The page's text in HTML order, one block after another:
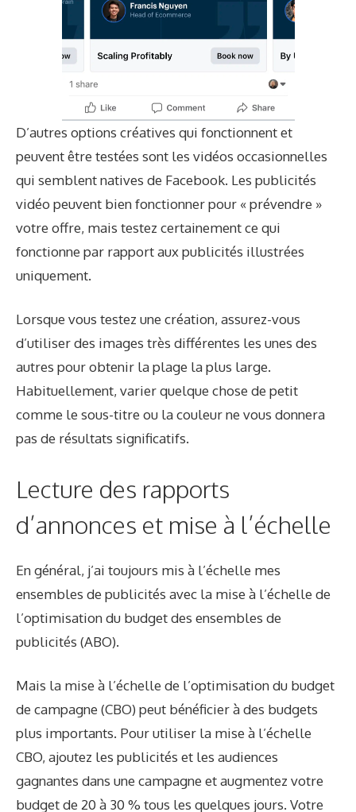
D’autres options créatives qui fonctionnent et
peuvent être testées sont les vidéos occasionnelles
qui semblent natives de Facebook. Les publicités
vidéo peuvent bien fonctionner pour « prévendre »
votre offre, mais testez certainement ce qui
fonctionne par rapport aux publicités illustrées
uniquement.
Lorsque vous testez une création, assurez-vous
d’utiliser des images très différentes les unes des
autres pour obtenir la plage la plus large.
Habituellement, varier quelque chose de petit
comme le sous-titre ou la couleur ne vous donnera
pas de résultats significatifs.
Lecture des rapports
d’annonces et mise à l’échelle
En général, j’ai toujours mis à l’échelle mes
ensembles de publicités avec la mise à l’échelle de
l’optimisation du budget des ensembles de
publicités (ABO).
Mais la mise à l’échelle de l’optimisation du budget
de campagne (CBO) peut bénéficier à des budgets
plus importants. Pour utiliser la mise à l’échelle
CBO, ajoutez les publicités et les audiences
gagnantes dans une campagne et augmentez votre
budget de 20 à 30 % tous les quelques jours. Votre